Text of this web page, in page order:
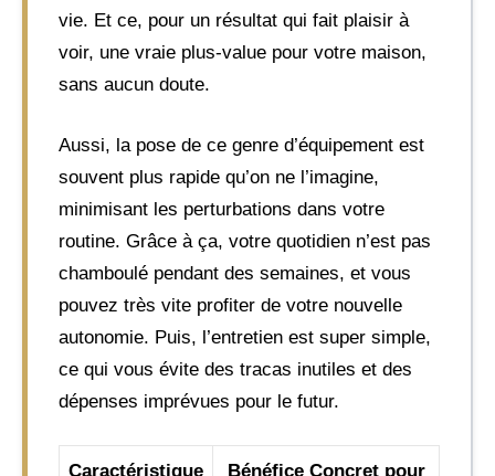
vie. Et ce, pour un résultat qui fait plaisir à
voir, une vraie plus-value pour votre maison,
sans aucun doute.
Aussi, la pose de ce genre d’équipement est
souvent plus rapide qu’on ne l’imagine,
minimisant les perturbations dans votre
routine. Grâce à ça, votre quotidien n’est pas
chamboulé pendant des semaines, et vous
pouvez très vite profiter de votre nouvelle
autonomie. Puis, l’entretien est super simple,
ce qui vous évite des tracas inutiles et des
dépenses imprévues pour le futur.
Caractéristique Bénéfice Concret pour